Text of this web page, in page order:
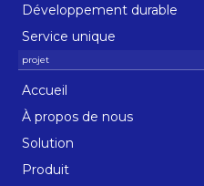
Développement durable
Service unique
Accueil
À propos de nous
Solution
Produit